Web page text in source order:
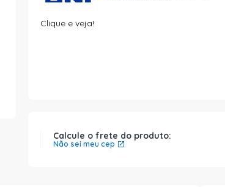
Clique e veja!
Calcule o frete do produto:
Não sei meu cep